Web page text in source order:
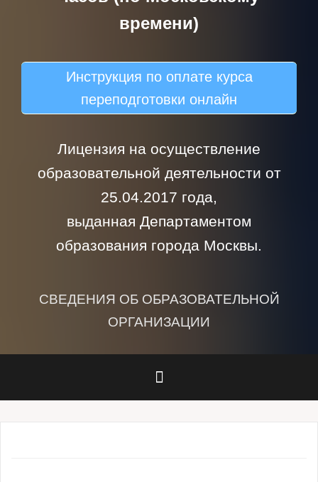
времени)
Инструкция по оплате курса
переподготовки онлайн
Лицензия на осуществление
образовательной деятельности от
25.04.2017 года,
выданная Департаментом
образования города Москвы.
СВЕДЕНИЯ ОБ ОБРАЗОВАТЕЛЬНОЙ
ОРГАНИЗАЦИИ